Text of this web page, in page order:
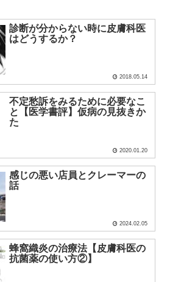
診断が分からない時に皮膚科医
はどうするか？
2018.05.14
不定愁訴をみるために必要なこ
と【医学書評】仮病の見抜きか
た
2020.01.20
感じの悪い店員とクレーマーの
話
2024.02.05
蜂窩織炎の治療法【皮膚科医の
抗菌薬の使い方②】